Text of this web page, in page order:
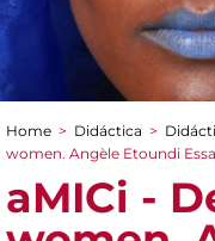
You are here
Home > Didáctica >
women. Angèle Etoundi
aMICi -